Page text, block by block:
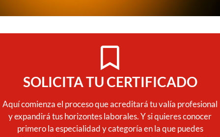
SOLICITA TU CERTIFICADO
Aquí comienza el proceso que acreditará tu valía profesional
y expandirá tus horizontes laborales. Y si quieres conocer
primero la especialidad y categoría en la que puedes